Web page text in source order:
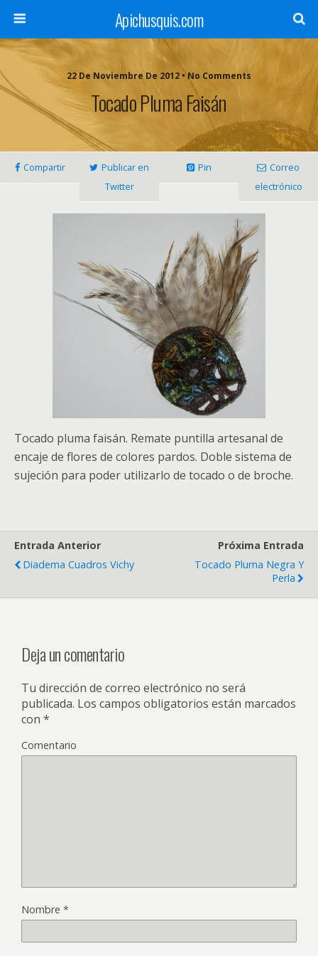
Apichusquis.com
22 De Noviembre De 2012 • No Comments
Tocado Pluma Faisán
Compartir
Publicar en
Twitter
Pin
Correo
electrónico
Tocado pluma faisán. Remate puntilla artesanal de
encaje de flores de colores pardos. Doble sistema de
sujeción para poder utilizarlo de tocado o de broche.
Entrada Anterior
Diadema Cuadros Vichy
Próxima Entrada
Tocado Pluma Negra Y
Perla
Deja un comentario
Tu dirección de correo electrónico no será
publicada. Los campos obligatorios están marcados
con *
Comentario
Nombre *